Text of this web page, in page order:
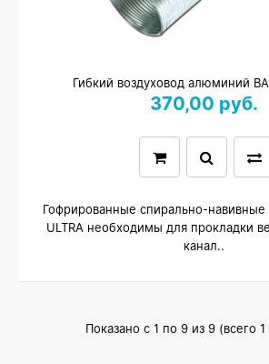
Гибкий воздуховод алюминий
370,00 руб.
Гофрированные спирально-навивные
ULTRA необходимы для прокладки
канал..
Показано с 1 по 9 из 9 (всего